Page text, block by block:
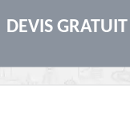
DEVIS GRATUIT